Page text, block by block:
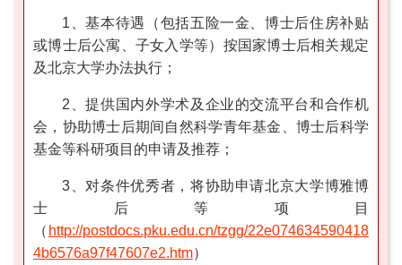
1、基本待遇（包括五险一金、博士后住房补贴
或博士后公寓、子女入学等）按国家博士后相关规定
及北京大学办法执行；
2、提供国内外学术及企业的交流平台和合作机
会，协助博士后期间自然科学青年基金、博士后科学
基金等科研项目的申请及推荐；
3、对条件优秀者，将协助申请北京大学博雅博
士后等项目
（ http://postdocs.pku.edu.cn/tzgg/22e074634590418
4b6576a97f47607e2.htm）